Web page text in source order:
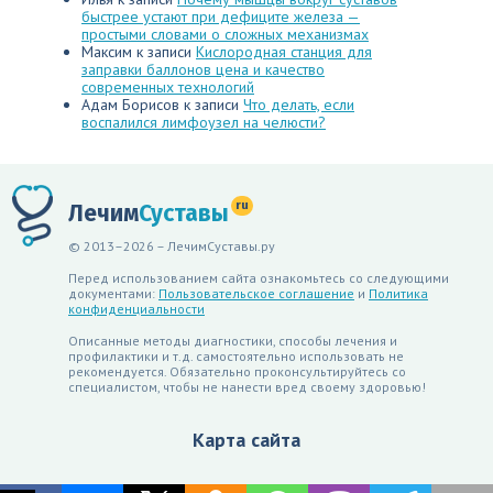
быстрее устают при дефиците железа —
простыми словами о сложных механизмах
Максим к записи Кислородная станция для
заправки баллонов цена и качество
современных технологий
Адам Борисов к записи Что делать, если
воспалился лимфоузел на челюсти?
ЛечимСуставы ru
© 2013–2026 – ЛечимСуставы.ру
Перед использованием сайта ознакомьтесь со следующими
документами: Пользовательское соглашение и Политика
конфиденциальности
Описанные методы диагностики, способы лечения и
профилактики и т.д. самостоятельно использовать не
рекомендуется. Обязательно проконсультируйтесь со
специалистом, чтобы не нанести вред своему здоровью!
Карта сайта